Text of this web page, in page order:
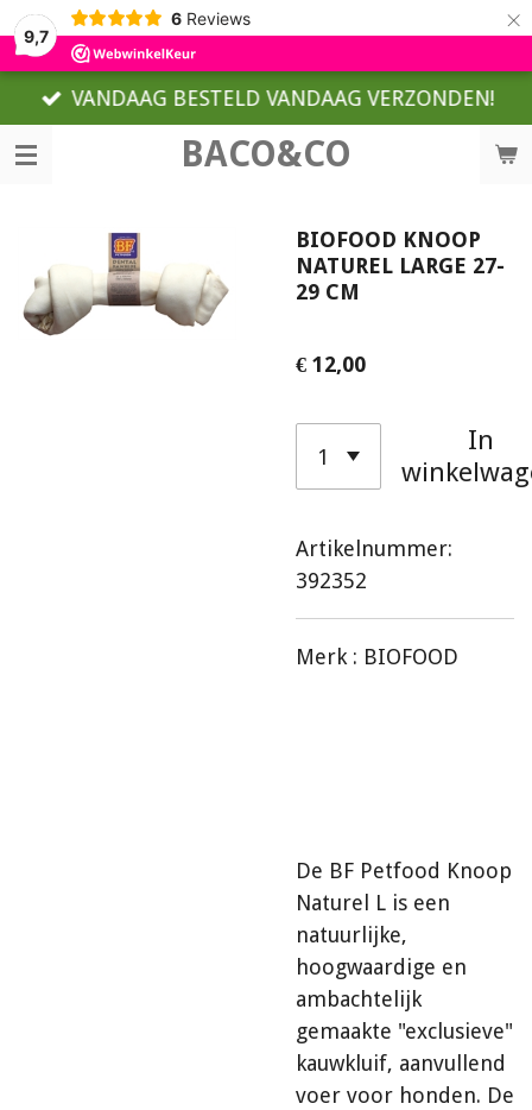
9,7
6 Reviews ×
BACO&CO
VANDAAG BESTELD VANDAAG VERZONDEN!
BIOFOOD KNOOP
NATUREL LARGE 27-
29 CM
€ 12,00
In
Artikelnummer:
392352
Merk : BIOFOOD
De BF Petfood Knoop
Naturel L is een
natuurlijke,
hoogwaardige en
ambachtelijk
gemaakte "exclusieve"
kauwkluif, aanvullend
voer voor honden. De